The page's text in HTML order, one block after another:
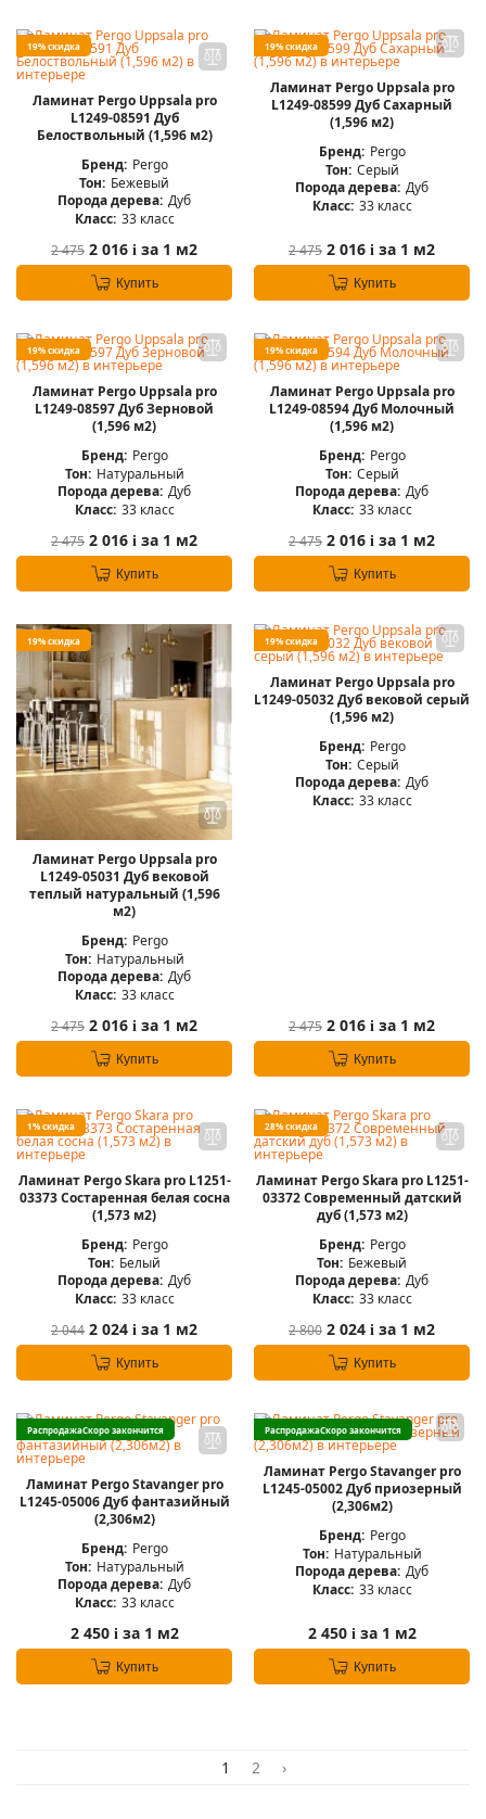
19% скидка
Ламинат Pergo Uppsala pro
L1249-08591 Дуб
Белоствольный (1,596 м2)
Бренд: Pergo
Тон: Бежевый
Порода дерева: Дуб
Класс: 33 класс
2 475 2 016 i за 1 м2
Купить
19% скидка
Ламинат Pergo Uppsala pro
L1249-08599 Дуб Сахарный
(1,596 м2)
Бренд: Pergo
Тон: Серый
Порода дерева: Дуб
Класс: 33 класс
2 475 2 016 i за 1 м2
Купить
19% скидка
Ламинат Pergo Uppsala pro
L1249-08597 Дуб Зерновой
(1,596 м2)
Бренд: Pergo
Тон: Натуральный
Порода дерева: Дуб
Класс: 33 класс
2 475 2 016 i за 1 м2
Купить
19% скидка
Ламинат Pergo Uppsala pro
L1249-08594 Дуб Молочный
(1,596 м2)
Бренд: Pergo
Тон: Серый
Порода дерева: Дуб
Класс: 33 класс
2 475 2 016 i за 1 м2
Купить
19% скидка
Ламинат Pergo Uppsala pro
L1249-05031 Дуб вековой
теплый натуральный (1,596
м2)
Бренд: Pergo
Тон: Натуральный
Порода дерева: Дуб
Класс: 33 класс
2 475 2 016 i за 1 м2
Купить
19% скидка
Ламинат Pergo Uppsala pro
L1249-05032 Дуб вековой серый
(1,596 м2)
Бренд: Pergo
Тон: Серый
Порода дерева: Дуб
Класс: 33 класс
2 475 2 016 i за 1 м2
Купить
1% скидка
Ламинат Pergo Skara pro L1251-
03373 Состаренная белая сосна
(1,573 м2)
Бренд: Pergo
Тон: Белый
Порода дерева: Дуб
Класс: 33 класс
2 044 2 024 i за 1 м2
Купить
28% скидка
Ламинат Pergo Skara pro L1251-
03372 Современный датский
дуб (1,573 м2)
Бренд: Pergo
Тон: Бежевый
Порода дерева: Дуб
Класс: 33 класс
2 800 2 024 i за 1 м2
Купить
РаспродажаСкоро закончится
Ламинат Pergo Stavanger pro
L1245-05006 Дуб фантазийный
(2,306м2)
Бренд: Pergo
Тон: Натуральный
Порода дерева: Дуб
Класс: 33 класс
2 450 iза 1 м2
Купить
РаспродажаСкоро закончится
Ламинат Pergo Stavanger pro
L1245-05002 Дуб приозерный
(2,306м2)
Бренд: Pergo
Тон: Натуральный
Порода дерева: Дуб
Класс: 33 класс
2 450 iза 1 м2
Купить
1 2 ›